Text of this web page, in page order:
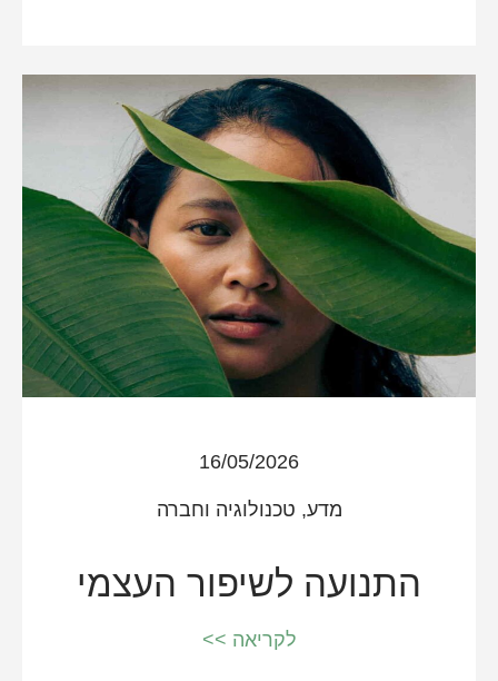
16/05/2026
מדע, טכנולוגיה וחברה
התנועה לשיפור העצמי
לקריאה >>